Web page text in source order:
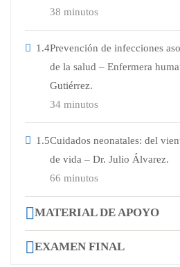
38 minutos
1.4Prevención de infecciones
de la salud – Enfermera
Gutiérrez.
34 minutos
1.5Cuidados neonatales: del
de vida – Dr. Julio Álvarez.
66 minutos
MATERIAL DE APOYO
EXAMEN FINAL